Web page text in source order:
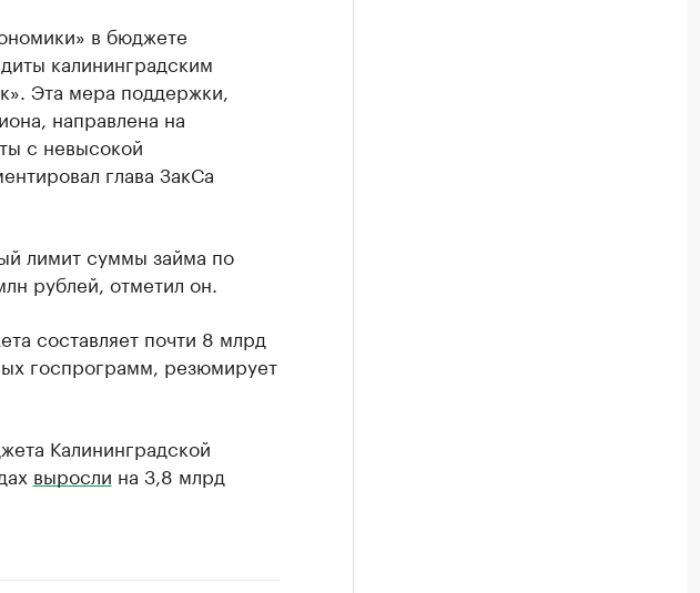
в бюджете
калининградским
Эта мера поддержки,
направлена на
с невысокой
глава ЗакСа
лимит суммы займа по
рублей, отметил он.
составляет почти 8 млрд
госпрограмм, резюмирует
Калининградской
выросли на 3,8 млрд